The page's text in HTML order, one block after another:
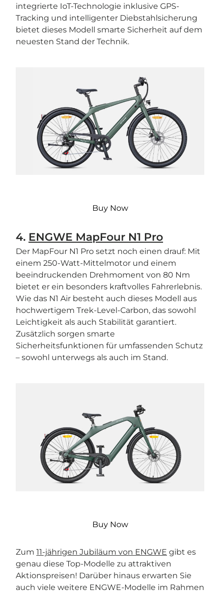
integrierte IoT-Technologie inklusive GPS-
Tracking und intelligenter Diebstahlsicherung
bietet dieses Modell smarte Sicherheit auf dem
neuesten Stand der Technik.
Buy Now
4. ENGWE MapFour N1 Pro
Der MapFour N1 Pro setzt noch einen drauf: Mit
einem 250-Watt-Mittelmotor und einem
beeindruckenden Drehmoment von 80 Nm
bietet er ein besonders kraftvolles Fahrerlebnis.
Wie das N1 Air besteht auch dieses Modell aus
hochwertigem Trek-Level-Carbon, das sowohl
Leichtigkeit als auch Stabilität garantiert.
Zusätzlich sorgen smarte
Sicherheitsfunktionen für umfassenden Schutz
– sowohl unterwegs als auch im Stand.
Buy Now
Zum 11-jährigen Jubiläum von ENGWE gibt es
genau diese Top-Modelle zu attraktiven
Aktionspreisen! Darüber hinaus erwarten Sie
auch viele weitere ENGWE-Modelle im Rahmen